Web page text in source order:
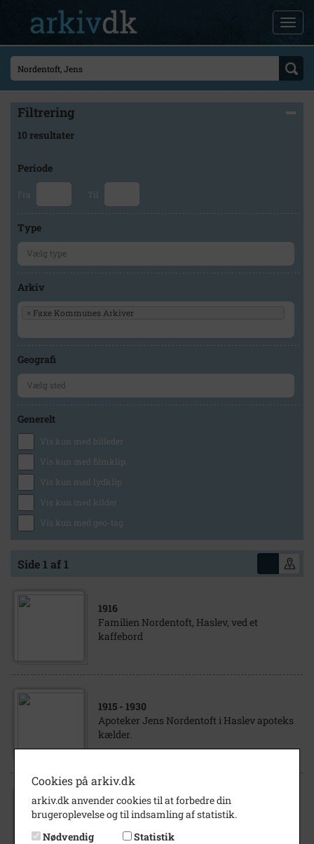
Filtrering
10 resultater
Periode
Fra Til
Type
Arkiv
× Faxe Kommunes Arkiver
Geografi
Generelt
Vis kun med billeder
Vis kun med filmklip
Vis kun med lydklip
Vis kun med kilder
Vis kun med geo-tag
Side 1 af 1
1916
Familien Nordentoft, Haslev, ved et
kaffebord
1915 - 1930
Apoteker Jens Nordentoft i Haslev apoteks
kælder.
1914
Cookies på arkiv.dk
arkiv.dk anvender cookies til at forbedre din
brugeroplevelse og til indsamling af statistik.
Nødvendig
Statistik